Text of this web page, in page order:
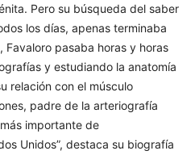
Pero su búsqueda del saber
los días, apenas terminaba
Favaloro pasaba horas y horas
y estudiando la anatomía
relación con el músculo
padre de la arteriografía
importante de
Unidos”, destaca su biografía